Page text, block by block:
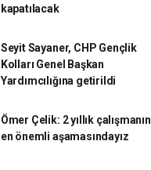
kapatılacak
Seyit Sayaner, CHP Gençlik
Kolları Genel Başkan
Yardımcılığına getirildi
Ömer Çelik: 2 yıllık çalışmanın
en önemli aşamasındayız